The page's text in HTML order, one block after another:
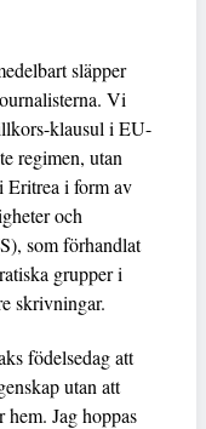
släpper
Vi
klausul i EU-
regimen, utan
Eritrea i form av
och
som förhandlat
grupper i
skrivningar.
födelsedag att
utan att
Jag hoppas